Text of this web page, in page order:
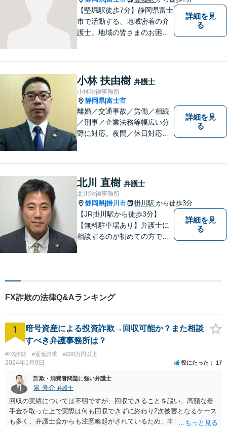
【堅堀駅徒歩7分】静岡県富士
市で活動する、地域密着の弁
護士。地域の皆さまのお困り
問題に対応可能です。お気軽
にご相談ください。
詳細を見
る
小林 扶由樹 弁護士
小林法律事務所
静岡県|富士市
離婚／交通事故／労働／相続
／刑事／企業法務等幅広い分
野に対応。夜間／休日対応
っていません
詳細を見
る
北川 直樹 弁護士
北川法律事務所
静岡県|掛川市 掛川駅 から徒歩3分
【JR掛川駅から徒歩3分】
【無料駐車場あり】弁護士に
相談するのが初めての方でも
には、可能な限り早く解決に
至るよう迅速に対応いたしま
す。まずはお気軽にご相談く
ださい。
詳細を見
る
FX詐欺の法律Q&Aランキング
1
暗号資産による投資詐欺→回収可能か？また相談
すべき弁護事務所は？
#FX詐欺 #返金請求 #200万円以上
2024年1月9日 役にたった 17
詐欺・消費者問題に強い弁護士
泉 亮介 弁護士
回収の実績については不明ですが、回収できることを謳い、高額な着
手金を取った上で実際は何も回収できずに終わり2次被害となるケース
も多く、弁護士会からも注意喚起がされているため、本当に回収がで